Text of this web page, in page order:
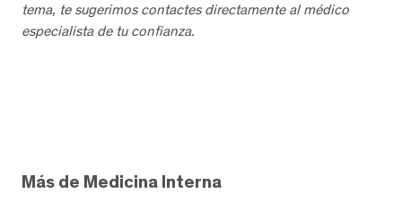
tema, te sugerimos contactes directamente al médico
especialista de tu confianza.
Más de Medicina Interna